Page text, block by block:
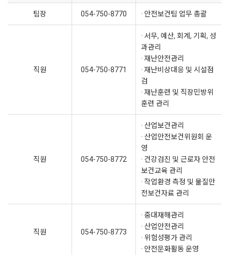
팀장 054-750-8770 · 안전보건팀 업무 총괄
직원 054-750-8771
· 서무, 예산, 회계, 기획, 성
과관리
· 재난안전관리
· 재난비상대응 및 시설점
검
· 재난훈련 및 직장민방위
훈련 관리
직원 054-750-8772
· 산업보건관리
· 산업안전보건위원회 운
영
· 건강검진 및 근로자 안전
보건교육 관리
· 작업환경 측정 및 물질안
전보건자료 관리
직원 054-750-8773
· 중대재해관리
· 산업안전관리
· 위험성평가 관리
· 안전문화활동 운영